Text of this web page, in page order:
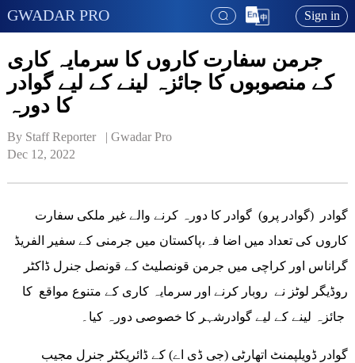
GWADAR PRO Sign in
جرمن سفارت کاروں کا سرمایہ کاری
کے منصوبوں کا جائزہ لینے کے لیے گوادر
کا دورہ
By Staff Reporter   | Gwadar Pro
Dec 12, 2022
گوادر (گوادر پرو) گوادر کا دورہ کرنے والے غیر ملکی سفارت
کاروں کی تعداد میں اضا فہ،پاکستان میں جرمنی کے سفیر الفریڈ
گراناس اور کراچی میں جرمن قونصلیٹ کے قونصل جنرل ڈاکٹر
روڈیگر لوٹز نے روبار کرنے اور سرمایہ کاری کے متنوع مواقع کا
گوادر ڈویلپمنٹ اتھارٹی (جی ڈی اے) کے ڈائریکٹر جنرل مجیب